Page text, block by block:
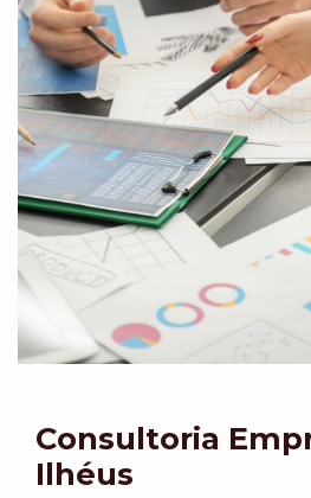
Consultoria
Ilhéus